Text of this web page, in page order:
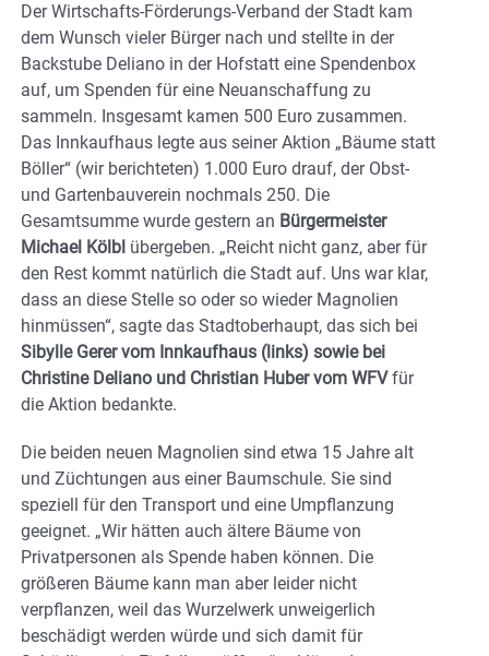
Der Wirtschafts-Förderungs-Verband der Stadt kam
dem Wunsch vieler Bürger nach und stellte in der
Backstube Deliano in der Hofstatt eine Spendenbox
auf, um Spenden für eine Neuanschaffung zu
sammeln. Insgesamt kamen 500 Euro zusammen.
Das Innkaufhaus legte aus seiner Aktion „Bäume statt
Böller“ (wir berichteten) 1.000 Euro drauf, der Obst-
und Gartenbauverein nochmals 250. Die
Gesamtsumme wurde gestern an Bürgermeister
Michael Kölbl übergeben. „Reicht nicht ganz, aber für
den Rest kommt natürlich die Stadt auf. Uns war klar,
dass an diese Stelle so oder so wieder Magnolien
hinmüssen“, sagte das Stadtoberhaupt, das sich bei
Sibylle Gerer vom Innkaufhaus (links) sowie bei
Christine Deliano und Christian Huber vom WFVfür
die Aktion bedankte.
Die beiden neuen Magnolien sind etwa 15 Jahre alt
und Züchtungen aus einer Baumschule. Sie sind
speziell für den Transport und eine Umpflanzung
geeignet. „Wir hätten auch ältere Bäume von
Privatpersonen als Spende haben können. Die
größeren Bäume kann man aber leider nicht
verpflanzen, weil das Wurzelwerk unweigerlich
beschädigt werden würde und sich damit für